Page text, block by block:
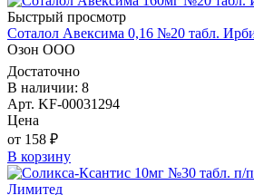
Быстрый просмотр
Соталол Авексима 0,16 №20 табл.
Озон ООО
Достаточно
В наличии: 8
Арт. KF-00031294
Цена
от 158 ₽
В корзину